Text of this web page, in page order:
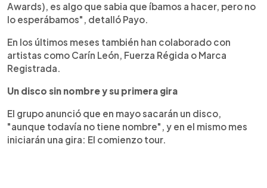
Awards), es algo que sabia que íbamos a hacer, pero no
lo esperábamos", detalló Payo.
En los últimos meses también han colaborado con
artistas como Carín León, Fuerza Régida o Marca
Registrada.
Un disco sin nombre y su primera gira
El grupo anunció que en mayo sacarán un disco,
"aunque todavía no tiene nombre", y en el mismo mes
iniciarán una gira: El comienzo tour.